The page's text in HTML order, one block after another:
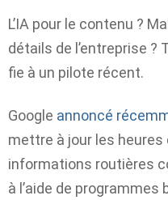
L’IA pour le contenu ?
détails de l’entreprise ?
fie à un pilote récent.
Google annoncé
mettre à jour les heures
informations routières
à l’aide de programmes